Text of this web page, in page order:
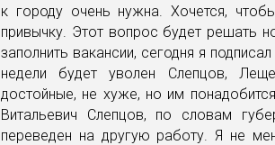
к городу очень нужна. Хочется,
привычку. Этот вопрос будет решать
заполнить вакансии, сегодня я
недели будет уволен Слепцов,
достойные, не хуже, но им
Витальевич Слепцов, по словам
переведен на другую работу. Я не